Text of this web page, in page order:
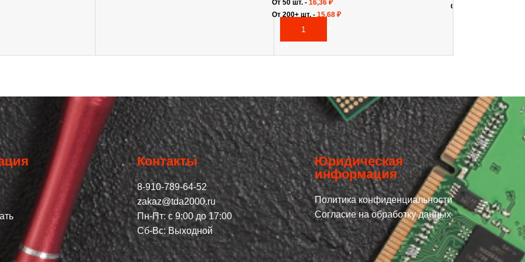
В КОРЗИНУ
От 50 шт. - 16,36 ₽
От 200+ шт. - 15,68 ₽
От 50+ шт. -
Контакты
8-910-789-64-52
zakaz@tda2000.ru
Пн-Пт: с 9:00 до 17:00
Сб-Вс: Выходной
Юридическая
информация
Политика конфиденциальности
Согласие на обработку данных